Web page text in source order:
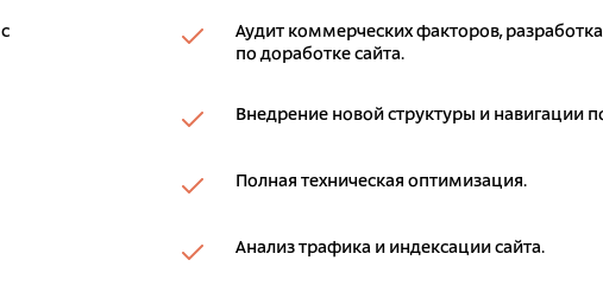
Аудит коммерческих факторов,
по доработке сайта.
Внедрение новой структуры и навигации
Полная техническая оптимизация.
Анализ трафика и индексации сайта.